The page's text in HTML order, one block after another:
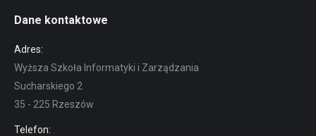
Dane kontaktowe
Adres:
Wyższa Szkoła Informatyki i Zarządzania
Sucharskiego 2
35 - 225 Rzeszów
Telefon: